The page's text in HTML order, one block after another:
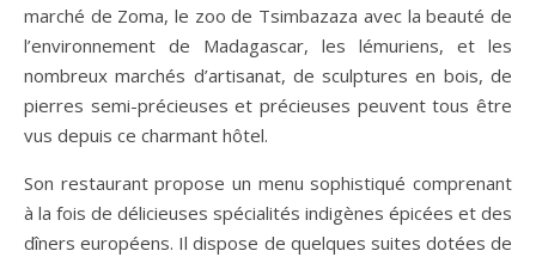
marché de Zoma, le zoo de Tsimbazaza avec la beauté de
l’environnement de Madagascar, les lémuriens, et les
nombreux marchés d’artisanat, de sculptures en bois, de
pierres semi-précieuses et précieuses peuvent tous être
vus depuis ce charmant hôtel.
Son restaurant propose un menu sophistiqué comprenant
à la fois de délicieuses spécialités indigènes épicées et des
dîners européens. Il dispose de quelques suites dotées de